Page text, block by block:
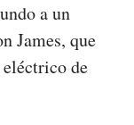
a un
James, que
de